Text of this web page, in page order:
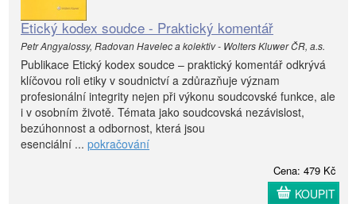
Etický kodex soudce - Praktický komentář
Petr Angyalossy, Radovan Havelec a kolektiv - Wolters Kluwer ČR, a.s.
Publikace Etický kodex soudce – praktický komentář odkrývá
klíčovou roli etiky v soudnictví a zdůrazňuje význam
profesionální integrity nejen při výkonu soudcovské funkce, ale
i v osobním životě. Témata jako soudcovská nezávislost,
bezúhonnost a odbornost, která jsou
esenciální ... pokračování
Cena: 479 Kč
KOUPIT